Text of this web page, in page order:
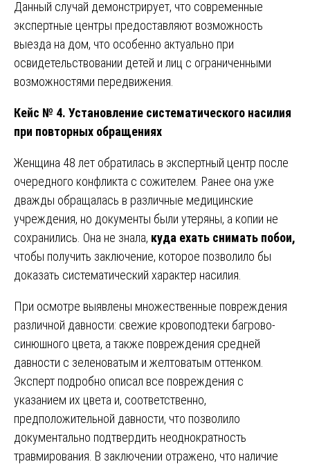
Данный случай демонстрирует, что современные
экспертные центры предоставляют возможность
выезда на дом, что особенно актуально при
освидетельствовании детей и лиц с ограниченными
возможностями передвижения.
Кейс № 4. Установление систематического насилия
при повторных обращениях
Женщина 48 лет обратилась в экспертный центр после
очередного конфликта с сожителем. Ранее она уже
дважды обращалась в различные медицинские
учреждения, но документы были утеряны, а копии не
сохранились. Она не знала, куда ехать снимать побои,
чтобы получить заключение, которое позволило бы
доказать систематический характер насилия.
При осмотре выявлены множественные повреждения
различной давности: свежие кровоподтеки багрово-
синюшного цвета, а также повреждения средней
давности с зеленоватым и желтоватым оттенком.
Эксперт подробно описал все повреждения с
указанием их цвета и, соответственно,
предположительной давности, что позволило
документально подтвердить неоднократность
травмирования. В заключении отражено, что наличие